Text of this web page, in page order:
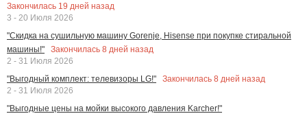
Закончилась 19 дней назад
3 - 20 Июля 2026
"Скидка на сушильную машину Gorenje, Hisense при покупке стиральной
машины!"
Закончилась 8 дней назад
2 - 31 Июля 2026
"Выгодный комплект: телевизоры LG!"
Закончилась 8 дней назад
2 - 31 Июля 2026
"Выгодные цены на мойки высокого давления Karcher!"